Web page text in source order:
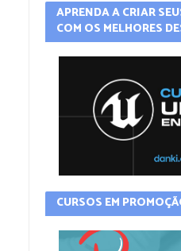
APRENDA A CRIAR
COM OS MELHORES
CURSOS EM